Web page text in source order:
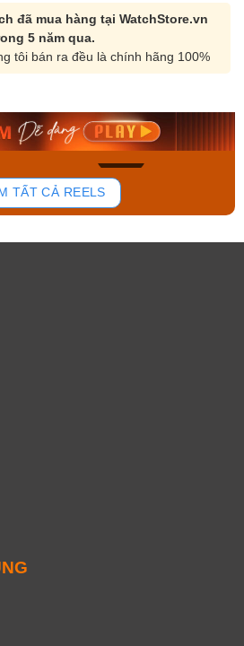
đã mua hàng tại WatchStore.vn
5 năm qua.
tôi bán ra đều là chính hãng 100%
139
Casio Nam MTS-
Mua ngay
TẤT CẢ REELS